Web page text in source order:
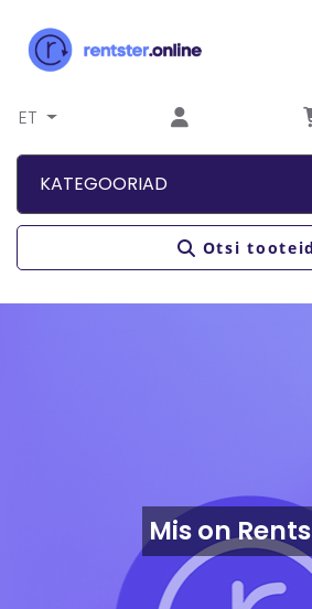
ET
KATEGOORIAD
Otsi tooteid
Mis on